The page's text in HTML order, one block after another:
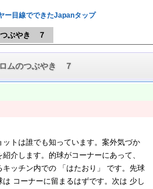
ー目線でできたJapanタップ
ぶやき ７
ムのつぶやき ７
トは誰でも知っています。案外気づか
介します。的球がコーナーにあって、
ッチン内での 「はたおり」 です。先球
コーナーに留まるはずです。次は 少し